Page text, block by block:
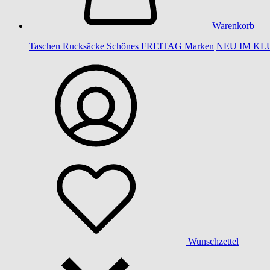
Warenkorb
Taschen Rucksäcke Schönes FREITAG Marken NEU IM
Wunschzettel